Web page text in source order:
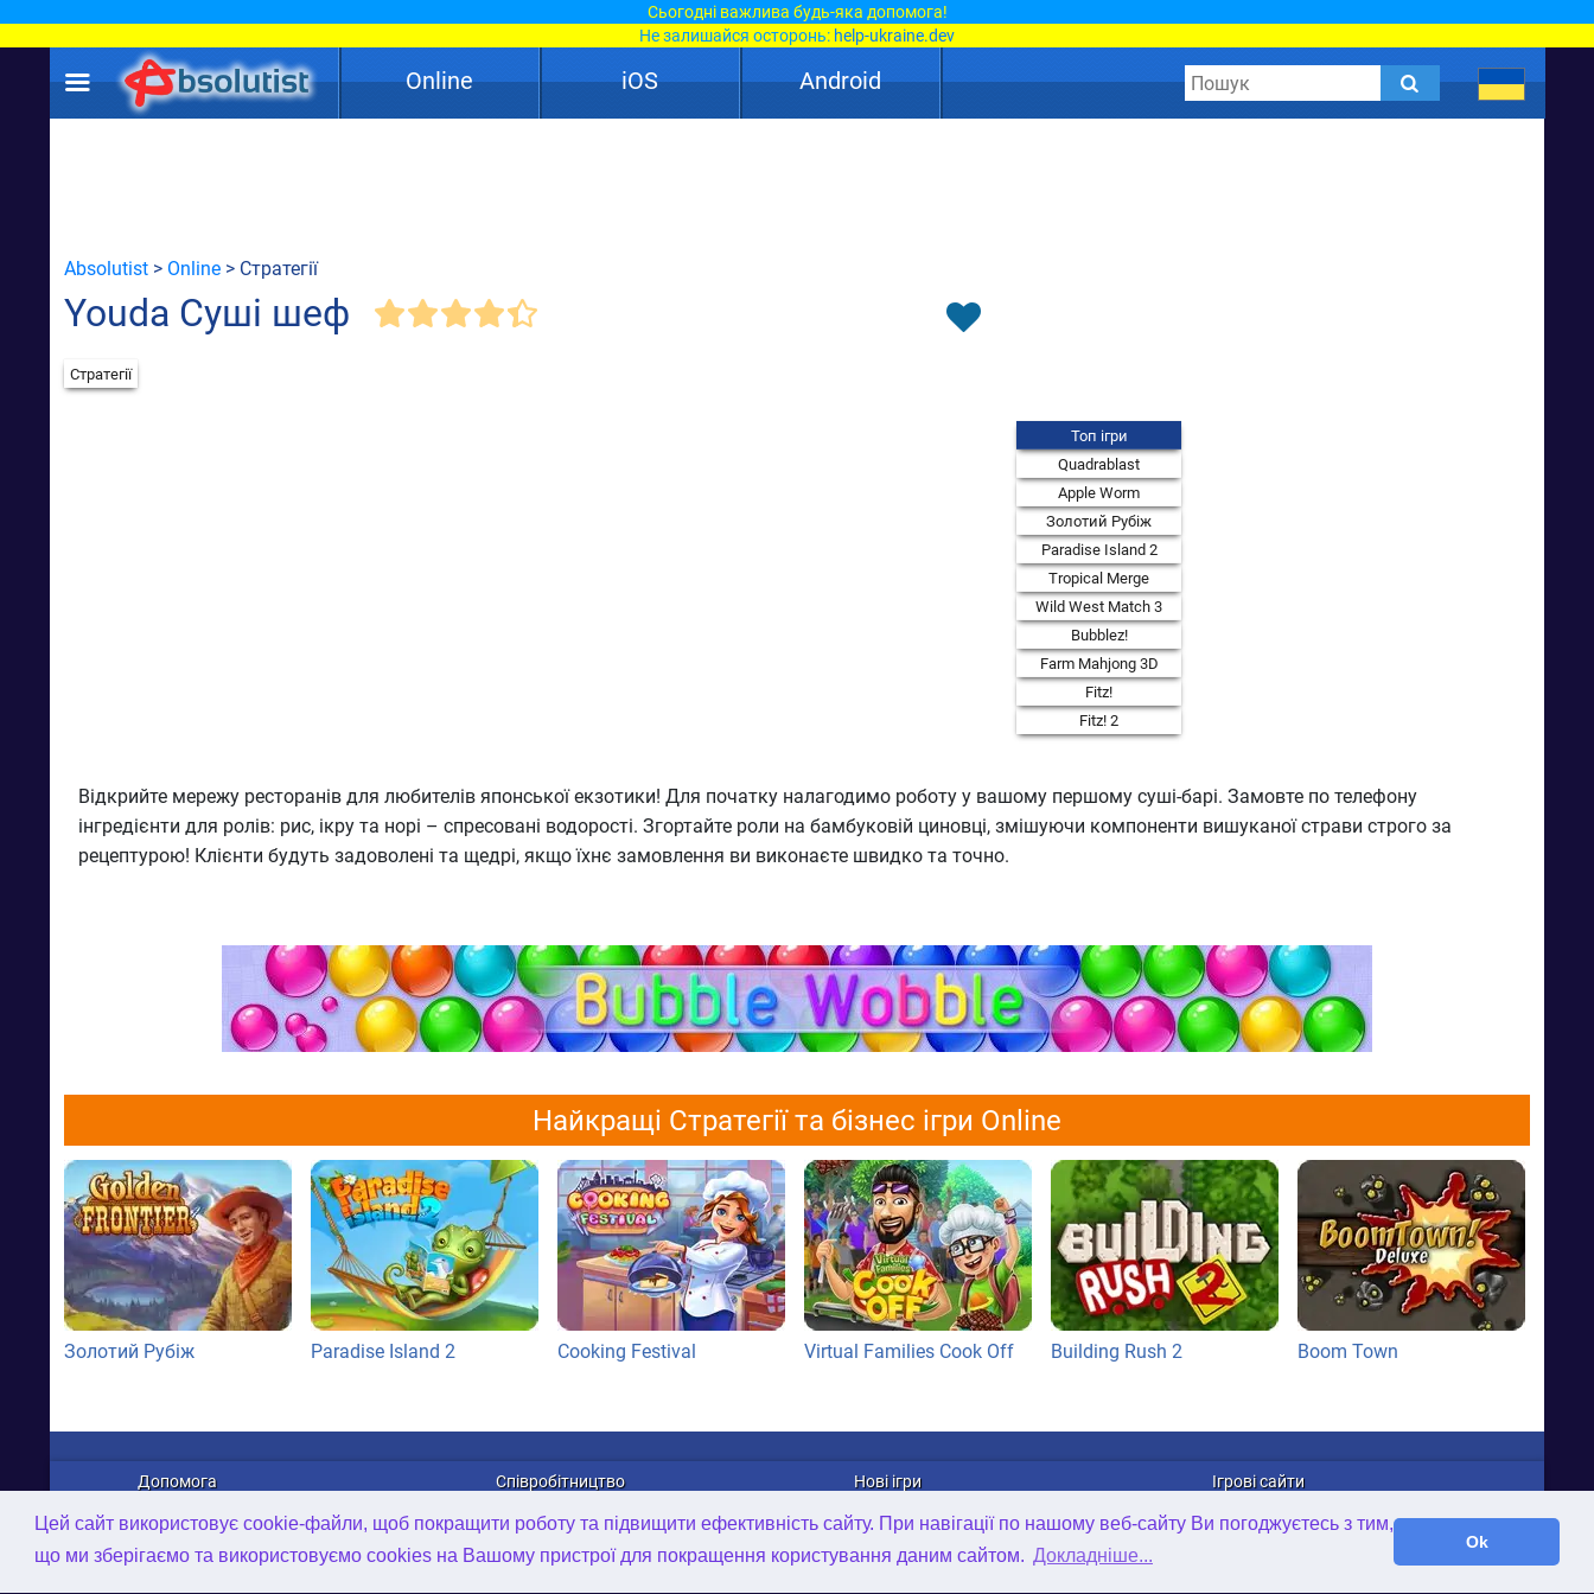
Цей сайт використовує cookie-файли, щоб покращити роботу та підвищити ефективність сайту. При навігації по нашому веб-сайту Ви погоджуєтесь з тим,
що ми зберігаємо та використовуємо cookies на Вашому пристрої для покращення користування даним сайтом. Докладніше...
Ok
Сьогодні важлива будь-яка допомога!
Не залишайся осторонь: help-ukraine.dev
Online iOS Android
Absolutist > Online > Стратегії
Youda Суші шеф
Стратегії
Топ ігри
Quadrablast
Apple Worm
Золотий Рубіж
Paradise Island 2
Tropical Merge
Wild West Match 3
Bubblez!
Farm Mahjong 3D
Fitz!
Fitz! 2
Відкрийте мережу ресторанів для любителів японської екзотики! Для початку налагодимо роботу у вашому першому суші-барі. Замовте по телефону
інгредієнти для ролів: рис, ікру та норі – спресовані водорості. Згортайте роли на бамбуковій циновці, змішуючи компоненти вишуканої страви строго за
рецептурою! Клієнти будуть задоволені та щедрі, якщо їхнє замовлення ви виконаєте швидко та точно.
Найкращі Стратегії та бізнес ігри Online
Золотий Рубіж Paradise Island 2 Cooking Festival Virtual Families Cook Off Building Rush 2 Boom Town
Допомога
Політика конфіденційності
Співробітництво
Реклама
Робота в компанії
Нові ігри
Онлайн ігри
Ігри для iOS
Ігрові сайти